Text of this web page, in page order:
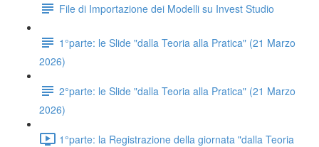
File di Importazione dei Modelli su Invest Studio
1°parte: le Slide "dalla Teoria alla Pratica" (21 Marzo
2026)
2°parte: le Slide "dalla Teoria alla Pratica" (21 Marzo
2026)
1°parte: la Registrazione della giornata "dalla Teoria